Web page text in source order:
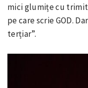
mici glumițe cu
pe care scrie GOD.
terțiar”.